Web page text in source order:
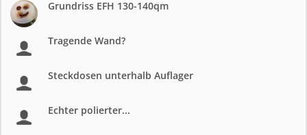
Grundriss EFH 130-140qm
Tragende Wand?
Steckdosen unterhalb Auflager
Echter polierter...